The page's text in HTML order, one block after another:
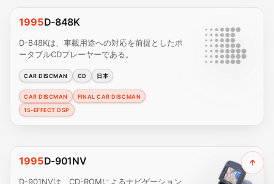
1995D-848K
D-848Kは、車載用途への対応を前提としたポ
ータブルCDプレーヤーである。
CAR DISCMAN CD 日本
CAR DISCMAN
FINAL CAR DISCMAN
15-EFFECT DSP
1995D-901NV
D-901NVは、CD-ROMによるナビゲーション